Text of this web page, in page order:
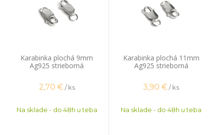
Karabinka plochá 9mm
Ag925 strieborná
2,70 € / ks
Na sklade - do 48h u teba
Karabinka plochá 11mm
Ag925 strieborná
3,90 €/ ks
Na sklade - do 48h u teba